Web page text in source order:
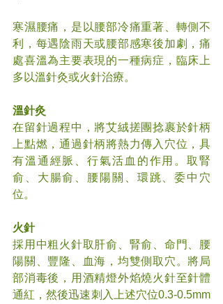
寒濕腰痛，是以腰部冷痛重著、轉側不
利，每遇陰雨天或腰部感寒後加劇，痛
處喜溫為主要表現的一種病症，臨床上
多以溫針灸或火針治療。
溫針灸
在留針過程中，將艾絨搓團捻裹於針柄
上點燃，通過針柄將熱力傳入穴位，具
有溫通經脈、行氣活血的作用。取腎
俞、大腸俞、腰陽關、環跳、委中穴
位。
火針
採用中粗火針取肝俞、腎俞、命門、腰
陽關、豐隆、血海，均雙側取穴。將局
部消毒後，用酒精燈外焰燒火針至針體
通紅，然後迅速刺入上述穴位0.3-0.5mm